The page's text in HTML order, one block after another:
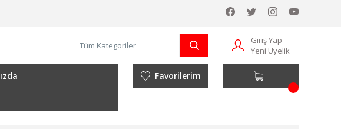
Giriş Yap
Yeni Üyelik
Favorilerim